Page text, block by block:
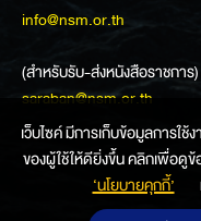
info@nsm.or.th
(สำหรับรับ-ส่งหนังสือราชการ)
saraban@nsm.or.th
เว็บไซค์ มีการเก็บข้อมูลการ
ของผู้ใช้ให้ดียิ่งขึ้น คลิกเพื่อดูข้
‘นโยบายคุกกี้’